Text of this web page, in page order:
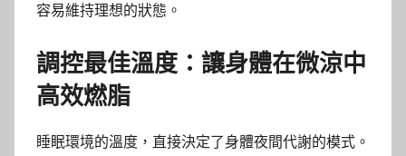
容易維持理想的狀態。
調控最佳溫度：讓身體在微涼中
高效燃脂
睡眠環境的溫度，直接決定了身體夜間代謝的模式。